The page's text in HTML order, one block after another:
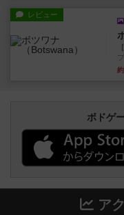
レビュー
ボドゲ
ア